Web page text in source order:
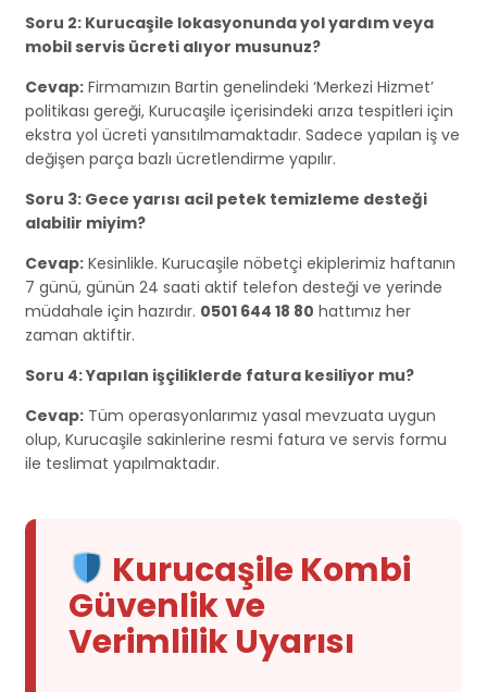
Soru 2: Kurucaşile lokasyonunda yol yardım veya
mobil servis ücreti alıyor musunuz?
Cevap: Firmamızın Bartin genelindeki ‘Merkezi Hizmet’
politikası gereği, Kurucaşile içerisindeki arıza tespitleri için
ekstra yol ücreti yansıtılmamaktadır. Sadece yapılan iş ve
değişen parça bazlı ücretlendirme yapılır.
Soru 3: Gece yarısı acil petek temizleme desteği
alabilir miyim?
Cevap: Kesinlikle. Kurucaşile nöbetçi ekiplerimiz haftanın
7 günü, günün 24 saati aktif telefon desteği ve yerinde
müdahale için hazırdır. 0501 644 18 80 hattımız her
zaman aktiftir.
Soru 4: Yapılan işçiliklerde fatura kesiliyor mu?
Cevap: Tüm operasyonlarımız yasal mevzuata uygun
olup, Kurucaşile sakinlerine resmi fatura ve servis formu
ile teslimat yapılmaktadır.
Kurucaşile Kombi
Güvenlik ve
Verimlilik Uyarısı